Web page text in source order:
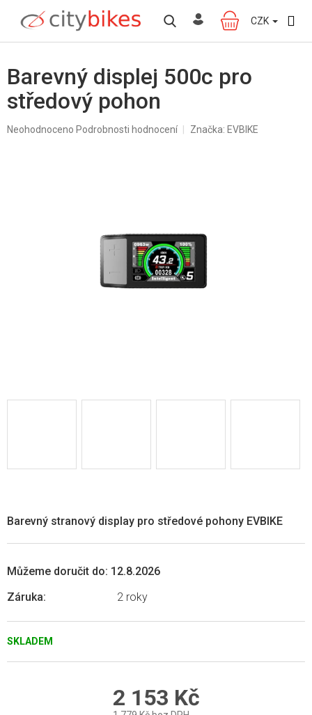
obsah
NÁKUPNÍ
KOŠÍK
CZK
Barevný displej 500c pro
středový pohon
Průměrné
Neohodnoceno Podrobnosti hodnocení Značka: EVBIKE
SKLADEM
Můžeme doručit do: 12.8.2026
Záruka: 2 roky
Barevný stranový display pro středové pohony EVBIKE
2 153 Kč